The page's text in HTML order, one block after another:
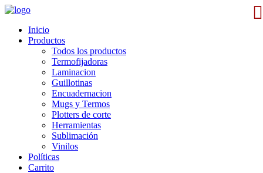
Inicio
Productos
Todos los productos
Termofijadoras
Laminacion
Guillotinas
Encuadernacion
Mugs y Termos
Plotters de corte
Herramientas
Sublimación
Vinilos
Políticas
Carrito